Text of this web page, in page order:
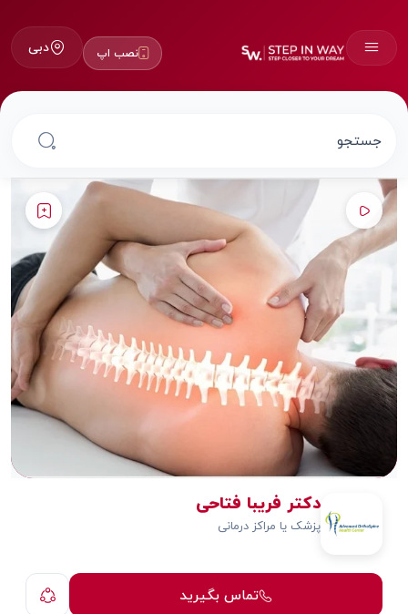
نصب اپ دبی
دکتر فریبا فتاحی
پزشک یا مراکز درمانی
تماس بگیرید